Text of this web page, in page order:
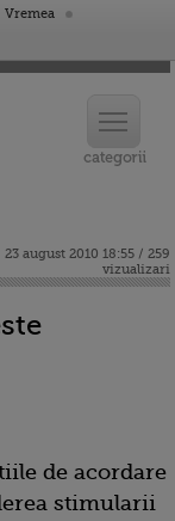
Vremea
23 august 2010 18:55 / 259
vizualizari
de acordare
stimularii